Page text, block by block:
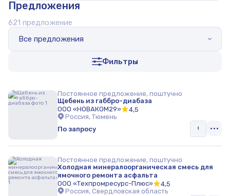
Мел
Крошка резиновая
Асфальтобетонные смеси
Дробь
Электрокорунд
Соль
Галька
Песок
Предложения
Все предложения
Фильтры
621 предложение
Постоянное предложение, поштучно
Щебень из габбро-диабаза
ООО «НОВАКОМ29»
4,5
Россия, Тюмень
По запросу
Постоянное предложение, поштучно
Холодная минералоорганическая смесь для
ямочного ремонта асфальта
ООО «Техпромресурс-Плюс»
4,5
Россия, Свердловская область